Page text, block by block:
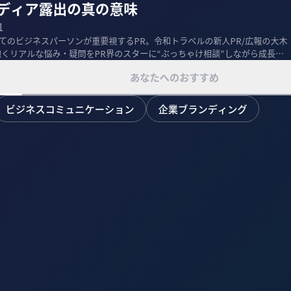
ィア露出の真の意味
のビジネスパーソンが重要視するPR。令和トラベルの新人PR/広報の大木
リアルな悩み・疑問をPR界のスターに“ぶっちゃけ相談”しながら成長を
あなたへのおすすめ
ビジネスコミュニケーション 企業ブランディング